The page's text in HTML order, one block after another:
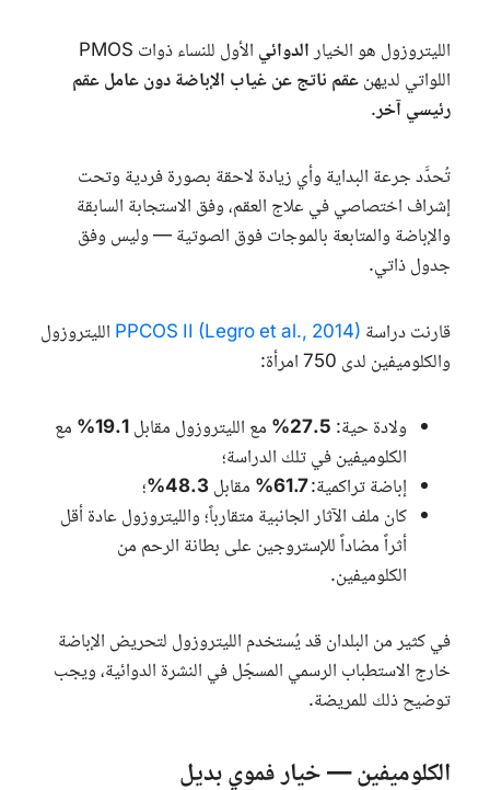
الليتروزول هو الخيارالدوائي الأول للنساء ذوات PMOS
اللواتي لديهنعقم ناتج عن غياب الإباضة دون عامل عقم
رئيسي آخر.
تُحدَّد جرعة البداية وأي زيادة لاحقة بصورة فردية وتحت
إشراف اختصاصي في علاج العقم، وفق الاستجابة السابقة
والإباضة والمتابعة بالموجات فوق الصوتية — وليس وفق
جدول ذاتي.
قارنت دراسة PPCOS II (Legro et al., 2014) الليتروزول
والكلوميفين لدى 750 امرأة:
ولادة حية: 27.5% مع الليتروزول مقابل19.1%
مع
الكلوميفين في تلك الدراسة؛
إباضة تراكمية:61.7% مقابل48.3%
؛
كان ملف الآثار الجانبية متقارباً؛ والليتروزول عادة أقل
أثراً مضاداً للإستروجين على بطانة الرحم من
الكلوميفين.
في كثير من البلدان قد يُستخدم الليتروزول لتحريض الإباضة
خارج الاستطباب الرسمي المسجّل في النشرة الدوائية، ويجب
توضيح ذلك للمريضة.
الكلوميفين — خيار فموي بديل